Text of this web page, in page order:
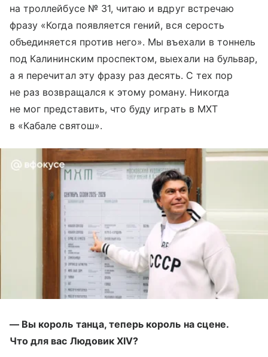
на троллейбусе № 31, читаю и вдруг встречаю
фразу «Когда появляется гений, вся серость
объединяется против него». Мы въехали в тоннель
под Калининским проспектом, выехали на бульвар,
а я перечитал эту фразу раз десять. С тех пор
не раз возвращался к этому роману. Никогда
не мог представить, что буду играть в МХТ
в «Кабале святош».
— Вы король танца, теперь король на сцене.
Что для вас Людовик XIV?